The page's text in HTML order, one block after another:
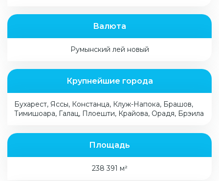
Валюта
Румынский лей новый
Крупнейшие города
Бухарест, Яссы, Констанца, Клуж-Напока, Брашов,
Тимишоара, Галац, Плоешти, Крайова, Орадя, Брэила
Площадь
238 391 м²